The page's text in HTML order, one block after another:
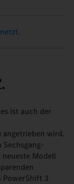
ist auch der
angetrieben wird.
Modell
PowerShift 3